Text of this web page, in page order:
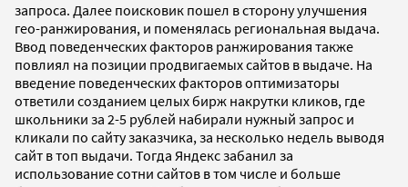
запроса. Далее поисковик пошел в сторону улучшения
гео-ранжирования, и поменялась региональная выдача.
Ввод поведенческих факторов ранжирования также
повлиял на позиции продвигаемых сайтов в выдаче. На
введение поведенческих факторов оптимизаторы
ответили созданием целых бирж накрутки кликов, где
школьники за 2-5 рублей набирали нужный запрос и
кликали по сайту заказчика, за несколько недель выводя
сайт в топ выдачи. Тогда Яндекс забанил за
использование сотни сайтов в том числе и больше